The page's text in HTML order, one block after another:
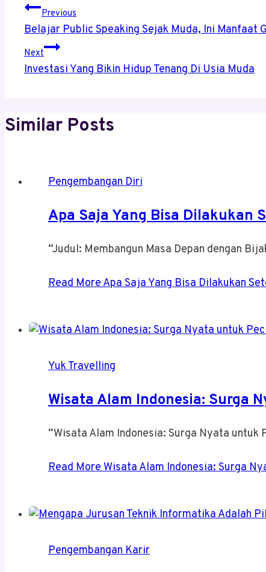
Previous
Belajar Public Speaking Sejak Muda, Ini Manfaat
Next
Investasi Yang Bikin Hidup Tenang Di Usia Muda
Similar Posts
Pengembangan Diri
Apa Saja Yang Bisa Dilakukan
“Judul: Membangun Masa Depan dengan
Read MoreApa Saja Yang Bisa Dilakukan
Yuk Travelling
Wisata Alam Indonesia: Surga
“Wisata Alam Indonesia: Surga Nyata
Read MoreWisata Alam Indonesia: Surga
Pengembangan Karir